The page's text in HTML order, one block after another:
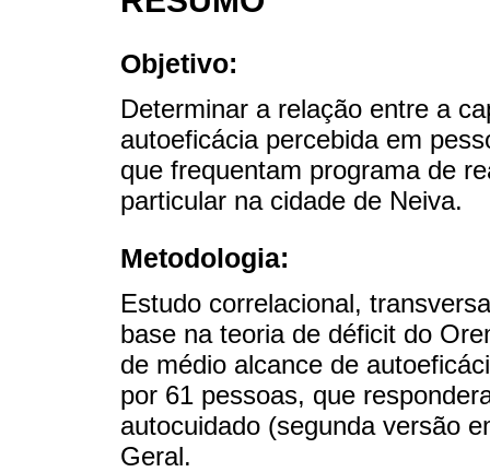
Objetivo:
Determinar a relação entre a
autoeficácia percebida em
que frequentam programa de
particular na cidade de Neiva.
Metodologia:
Estudo correlacional,
base na teoria de déficit do
de médio alcance de
por 61 pessoas, que
autocuidado (segunda versão
Geral.